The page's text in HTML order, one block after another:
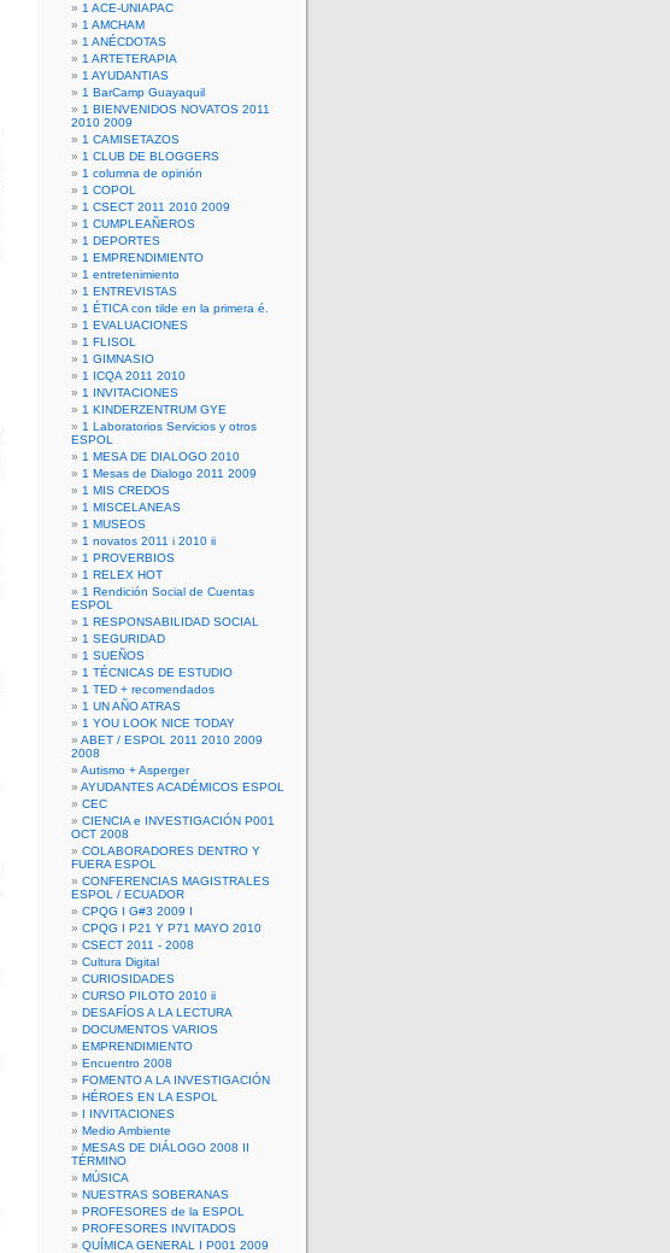
1 ACE-UNIAPAC
1 AMCHAM
1 ANÉCDOTAS
1 ARTETERAPIA
1 AYUDANTIAS
1 BarCamp Guayaquil
1 BIENVENIDOS NOVATOS 2011
2010 2009
1 CAMISETAZOS
1 CLUB DE BLOGGERS
1 columna de opinión
1 COPOL
1 CSECT 2011 2010 2009
1 CUMPLEAÑEROS
1 DEPORTES
1 EMPRENDIMIENTO
1 entretenimiento
1 ENTREVISTAS
1 ÉTICA con tilde en la primera é.
1 EVALUACIONES
1 FLISOL
1 GIMNASIO
1 ICQA 2011 2010
1 INVITACIONES
1 KINDERZENTRUM GYE
1 Laboratorios Servicios y otros
ESPOL
1 MESA DE DIALOGO 2010
1 Mesas de Dialogo 2011 2009
1 MIS CREDOS
1 MISCELANEAS
1 MUSEOS
1 novatos 2011 i 2010 ii
1 PROVERBIOS
1 RELEX HOT
1 Rendición Social de Cuentas
ESPOL
1 RESPONSABILIDAD SOCIAL
1 SEGURIDAD
1 SUEÑOS
1 TÉCNICAS DE ESTUDIO
1 TED + recomendados
1 UN AÑO ATRAS
1 YOU LOOK NICE TODAY
ABET / ESPOL 2011 2010 2009
2008
Autismo + Asperger
AYUDANTES ACADÉMICOS ESPOL
CEC
CIENCIA e INVESTIGACIÓN P001
OCT 2008
COLABORADORES DENTRO Y
FUERA ESPOL
CONFERENCIAS MAGISTRALES
ESPOL / ECUADOR
CPQG I G#3 2009 I
CPQG I P21 Y P71 MAYO 2010
CSECT 2011 - 2008
Cultura Digital
CURIOSIDADES
CURSO PILOTO 2010 ii
DESAFÍOS A LA LECTURA
DOCUMENTOS VARIOS
EMPRENDIMIENTO
Encuentro 2008
FOMENTO A LA INVESTIGACIÓN
HÉROES EN LA ESPOL
I INVITACIONES
Medio Ambiente
MESAS DE DIÁLOGO 2008 II
TÉRMINO
MÚSICA
NUESTRAS SOBERANAS
PROFESORES de la ESPOL
PROFESORES INVITADOS
QUÍMICA GENERAL I P001 2009